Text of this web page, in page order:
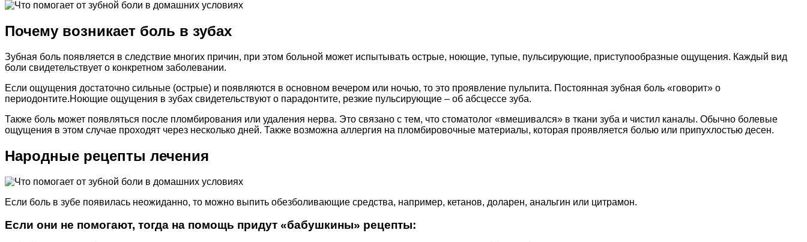
Почему возникает боль в зубах
Зубная боль появляется в следствие многих причин, при этом больной может испытывать острые, ноющие, тупые, пульсирующие, приступообразные ощущения. Каждый вид
боли свидетельствует о конкретном заболевании.
Если ощущения достаточно сильные (острые) и появляются в основном вечером или ночью, то это проявление пульпита. Постоянная зубная боль «говорит» о
периодонтите.Ноющие ощущения в зубах свидетельствуют о парадонтите, резкие пульсирующие – об абсцессе зуба.
Также боль может появляться после пломбирования или удаления нерва. Это связано с тем, что стоматолог «вмешивался» в ткани зуба и чистил каналы. Обычно болевые
ощущения в этом случае проходят через несколько дней. Также возможна аллергия на пломбировочные материалы, которая проявляется болью или припухлостью десен.
Народные рецепты лечения
Если боль в зубе появилась неожиданно, то можно выпить обезболивающие средства, например, кетанов, доларен, анальгин или цитрамон.
Если они не помогают, тогда на помощь придут «бабушкины» рецепты: